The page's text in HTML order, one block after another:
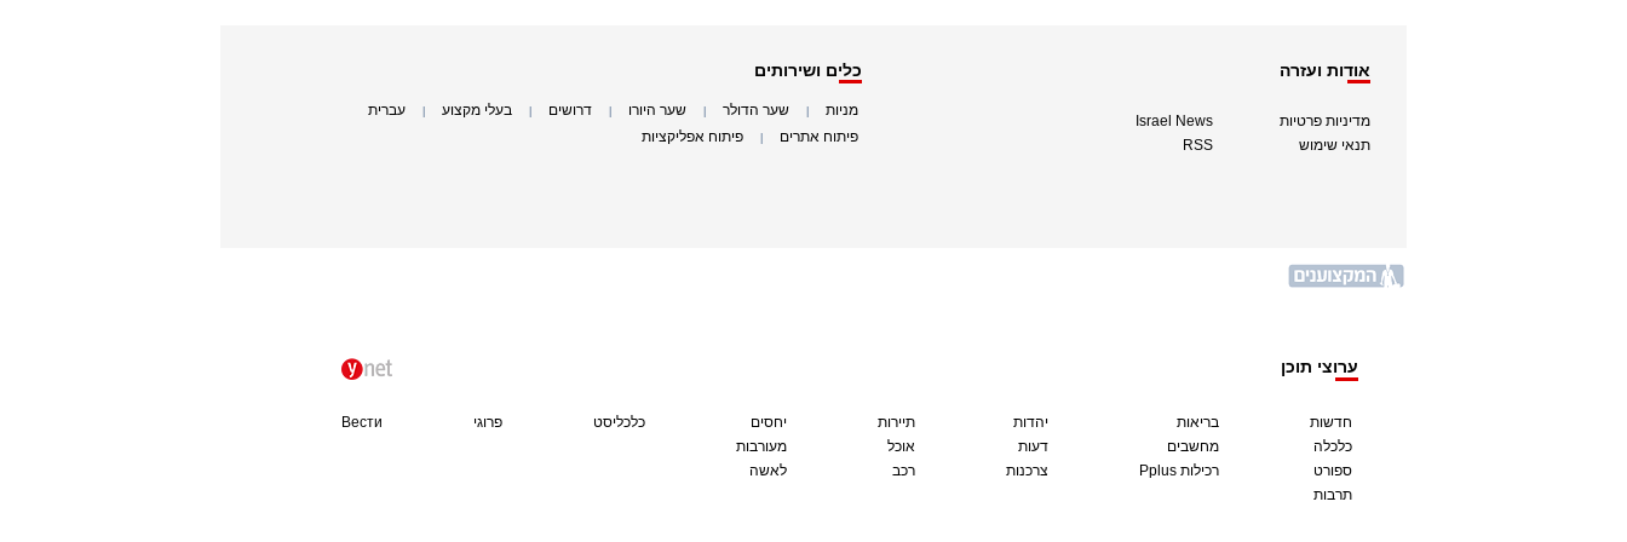
אודות ועזרה
מדיניות פרטיות
תנאי שימוש
Israel News
RSS
כלים ושירותים
מניות שער הדולר שער היורו דרושים בעלי מקצוע עברית
פיתוח אתרים פיתוח אפליקציות
ערוצי תוכן
חדשות
כלכלה
ספורט
תרבות
בריאות
מחשבים
Pplus רכילות
יהדות
דעות
צרכנות
תיירות
אוכל
רכב
יחסים
מעורבות
לאשה
כלכליסט פרוגי Вести